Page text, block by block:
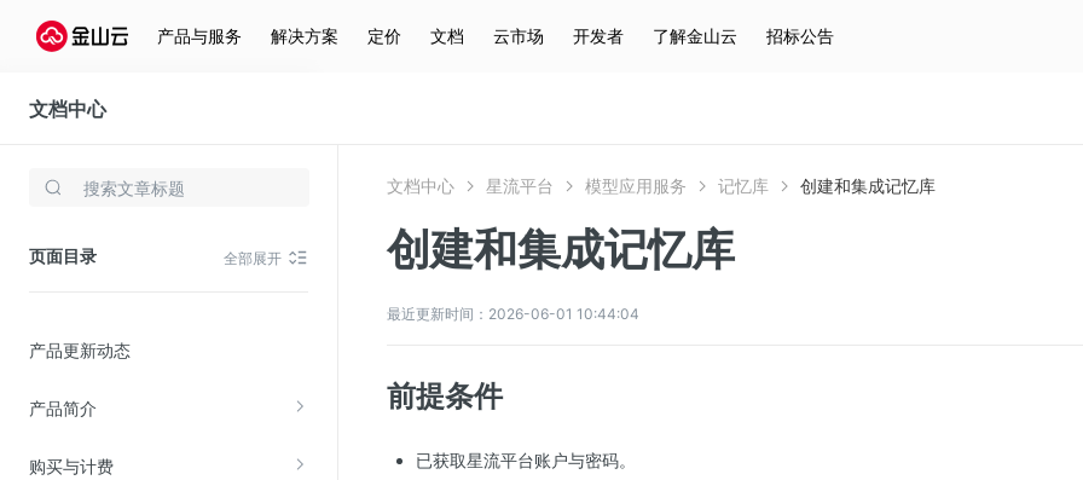
产品与服务 解决方案 定价 文档 云市场 开发者 了解金山云 招标公告
文档中心
星流平台
页面目录 全部展开
产品更新动态
产品简介
购买与计费
存储与云分发
云硬盘(EBS)
在线迁移服务
文档中心 星流平台 模型应用服务 记忆库 创建和集成记忆库
创建和集成记忆库
最近更新时间：2026-06-01 10:44:04
前提条件
已获取星流平台账户与密码。